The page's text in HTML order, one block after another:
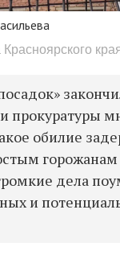
прокуратуры
обилие
дела
и